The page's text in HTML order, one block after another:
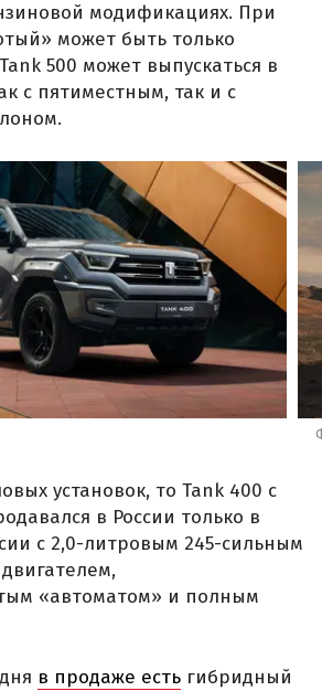
модификациях. При
может быть только
500 может выпускаться в
с пятиместным, так и с
установок, то Tank 400 с
в России только в
с 2,0-литровым 245-сильным
«автоматом» и полным
в продаже есть гибридный